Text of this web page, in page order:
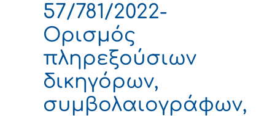
57/781/2022-
Ορισμός
πληρεξούσιων
δικηγόρων,
συμβολαιογράφων,